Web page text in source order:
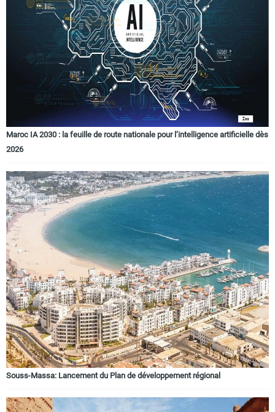
Maroc IA 2030 : la feuille de route nationale pour l’intelligence artificielle dès
2026
Souss-Massa: Lancement du Plan de développement régional